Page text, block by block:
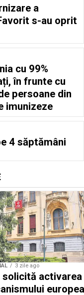
a
s-au oprit
cu 99%
în frunte cu
persoane din
imunizeze
4 săptămâni
3 zile ago
solicită activarea